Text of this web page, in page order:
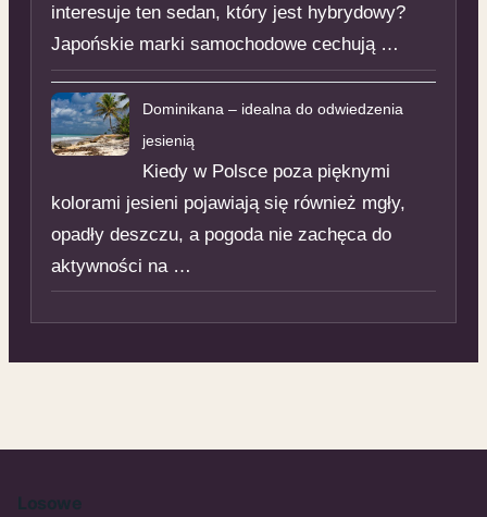
interesuje ten sedan, który jest hybrydowy?
Japońskie marki samochodowe cechują …
Dominikana – idealna do odwiedzenia
jesienią
Kiedy w Polsce poza pięknymi
kolorami jesieni pojawiają się również mgły,
opadły deszczu, a pogoda nie zachęca do
aktywności na …
Losowe